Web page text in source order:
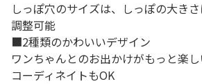
しっぽ穴のサイズは、しっぽの大き
調整可能
■2種類のかわいいデザイン
ワンちゃんとのお出かけがもっと楽
コーディネイトもOK